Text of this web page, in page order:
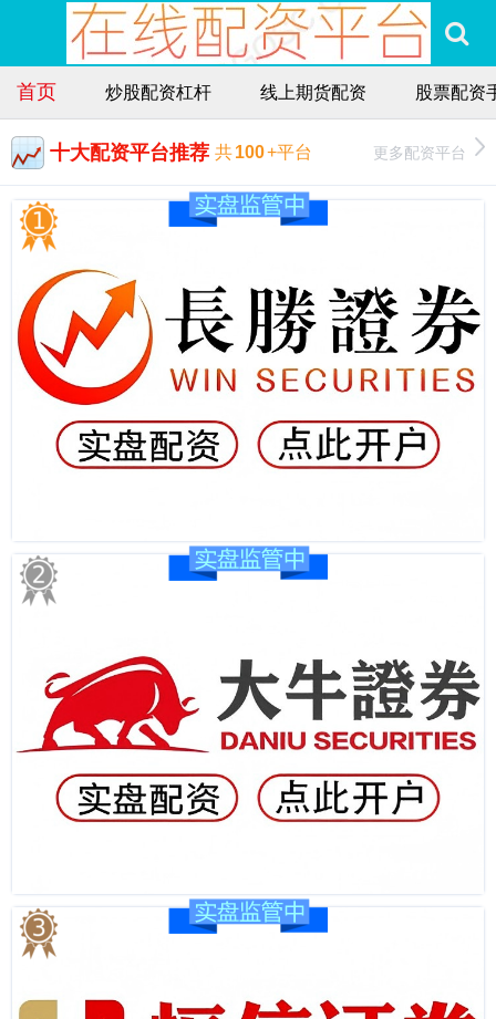
首页 炒股配资杠杆 线上期货配资 股票配资
十大配资平台推荐 共100+平台 更多配资平台